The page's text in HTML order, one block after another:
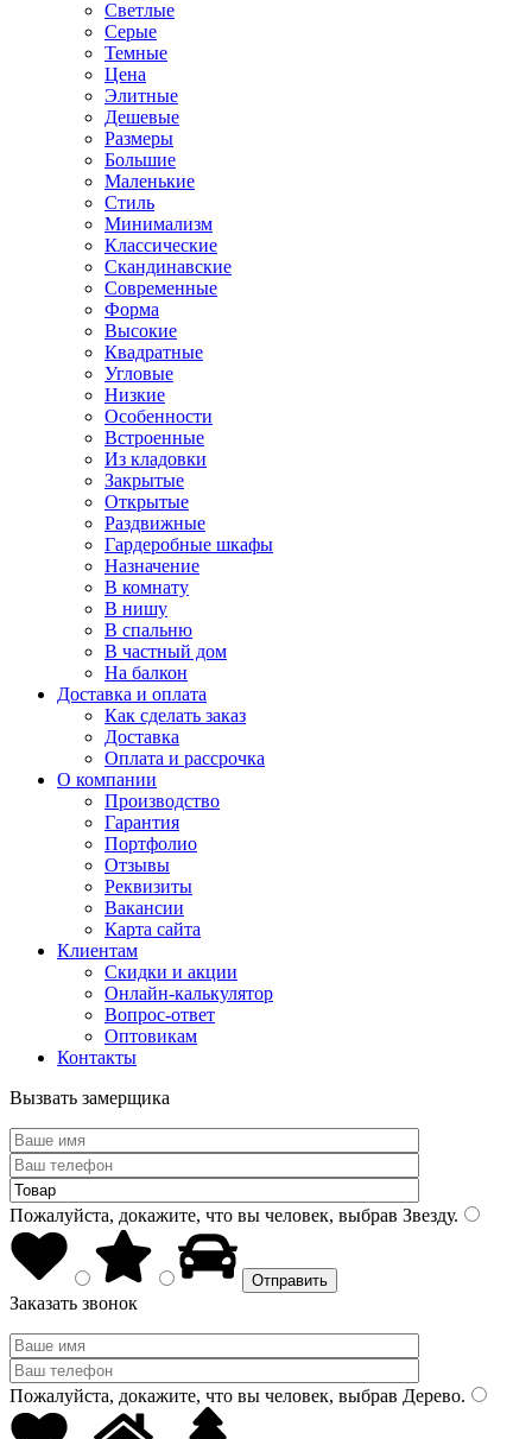
Светлые
Серые
Темные
Цена
Элитные
Дешевые
Размеры
Большие
Маленькие
Стиль
Минимализм
Классические
Скандинавские
Современные
Форма
Высокие
Квадратные
Угловые
Низкие
Особенности
Встроенные
Из кладовки
Закрытые
Открытые
Раздвижные
Гардеробные шкафы
Назначение
В комнату
В нишу
В спальню
В частный дом
На балкон
Доставка и оплата
Как сделать заказ
Доставка
Оплата и рассрочка
О компании
Производство
Гарантия
Портфолио
Отзывы
Реквизиты
Вакансии
Карта сайта
Клиентам
Скидки и акции
Онлайн-калькулятор
Вопрос-ответ
Оптовикам
Контакты
Вызвать замерщика
Пожалуйста, докажите, что вы человек, выбрав Звезду.
Заказать звонок
Пожалуйста, докажите, что вы человек, выбрав Дерево.